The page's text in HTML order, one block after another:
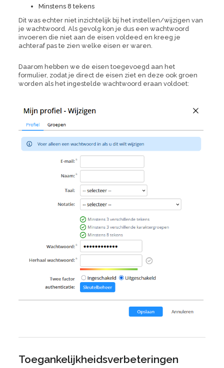
Minstens 8 tekens
Dit was echter niet inzichtelijk bij het instellen/wijzigen van
je wachtwoord. Als gevolg kon je dus een wachtwoord
invoeren die niet aan de eisen voldeed en kreeg je
achteraf pas te zien welke eisen er waren.
Daarom hebben we de eisen toegevoegd aan het
formulier, zodat je direct de eisen ziet en deze ook groen
worden als het ingestelde wachtwoord eraan voldoet:
Toegankelijkheidsverbeteringen